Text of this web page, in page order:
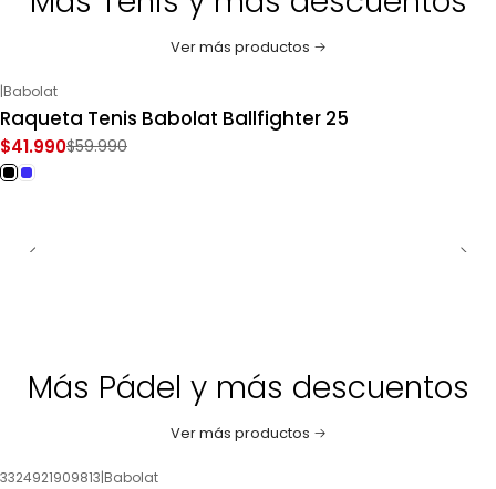
Ver más productos
-30%OFF
|Babolat
Raqueta Tenis Babolat Ballfighter 25
$41.990$59.990
Más Pádel y más descuentos
Ver más productos
3324921909813|Babolat